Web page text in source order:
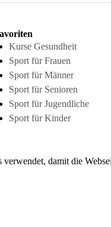
Kurse Gesundheit
Sport für Frauen
Sport für Männer
Sport für Senioren
Sport für Jugendliche
Sport für Kinder
damit die